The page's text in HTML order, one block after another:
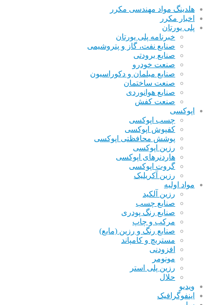
هلدینگ مواد مهندسی مکرر
اخبار مکرر
پلی یورتان
خبرنامه پلی یورتان
صنایع نفت، گاز و پتروشیمی
صنایع برودتی
صنعت خودرو
صنایع مبلمان و دکوراسیون
صنعت ساختمان
صنایع هوانوردی
صنعت کفش
اپوکسی
چسب اپوکسی
کفپوش اپوکسی
پوشش محافظتی اپوکسی
رزین اپوکسی
هاردنرهای اپوکسی
گروت اپوکسی
رزین آکریلیک
مواد اولیه
رزین آلکید
صنایع چسب
صنایع رنگ پودری
مرکب و چاپ
صنایع رنگ و رزین (مایع)
مستربچ و کامپاند
افزودنی
مونومر
رزین پلی استر
حلال
ویدیو
اینفوگرافیک